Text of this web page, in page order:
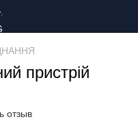
пристрій
отзыв